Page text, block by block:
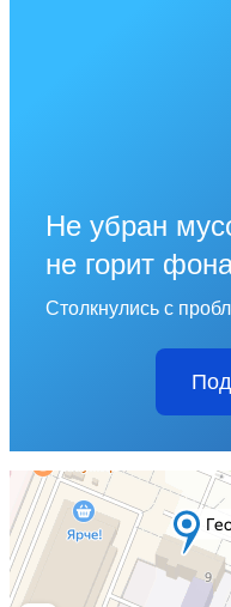
Не убран
не горит
Столкнулись с